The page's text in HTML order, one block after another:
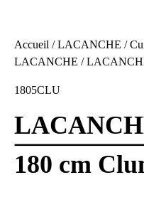
Accueil /LACANCHE /
LACANCHE /
1805CLU
180 cm